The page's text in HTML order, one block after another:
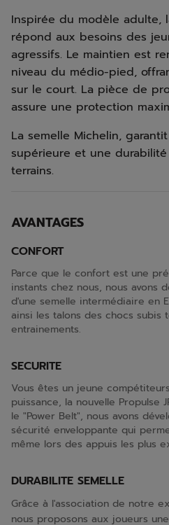
Inspirée du modèle adulte,
répond aux besoins des
agressifs. Le maintien est
niveau du médio-pied,
sur le court. La pièce de
assure une protection
La semelle Michelin,
supérieure et une
terrains.
AVANTAGES
CONFORT
Parce que le confort est une
instants chez nous, nous avons
d'une semelle intermédiaire en
ainsi les talons des chocs subis
entrainements.
SECURITE
Vous êtes un jeune
puissance, la nouvelle Propulse
le "Power Belt", nous avons
sécurité enveloppante qui
même lors des appuis les plus
DURABILITE SEMELLE
Grâce à l'association de notre
nous proposons aux joueurs